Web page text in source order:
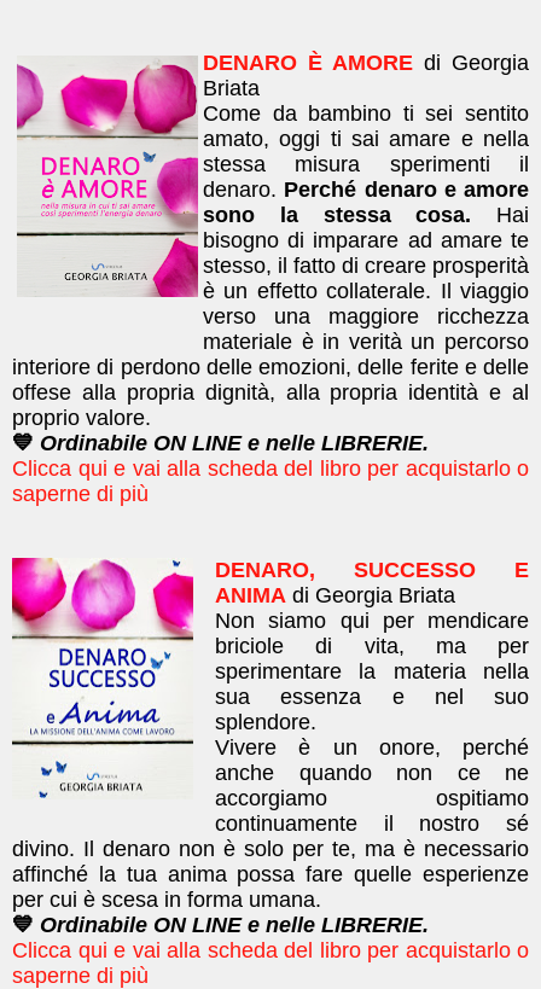
DENARO È AMORE di Georgia
Briata
Come da bambino ti sei sentito
amato, oggi ti sai amare e nella
stessa misura sperimenti il
denaro. Perché denaro e amore
sono la stessa cosa. Hai
bisogno di imparare ad amare te
stesso, il fatto di creare prosperità
è un effetto collaterale. Il viaggio
verso una maggiore ricchezza
materiale è in verità un percorso
interiore di perdono delle emozioni, delle ferite e delle
offese alla propria dignità, alla propria identità e al
proprio valore.
💙 Ordinabile ON LINE e nelle LIBRERIE.
Clicca qui e vai alla scheda del libro per acquistarlo o
saperne di più
DENARO, SUCCESSO E
ANIMA di Georgia Briata
Non siamo qui per mendicare
briciole di vita, ma per
sperimentare la materia nella
sua essenza e nel suo
splendore.
Vivere è un onore, perché
anche quando non ce ne
accorgiamo ospitiamo
continuamente il nostro sé
divino. Il denaro non è solo per te, ma è necessario
affinché la tua anima possa fare quelle esperienze
per cui è scesa in forma umana.
💙 Ordinabile ON LINE e nelle LIBRERIE.
Clicca qui e vai alla scheda del libro per acquistarlo o
saperne di più